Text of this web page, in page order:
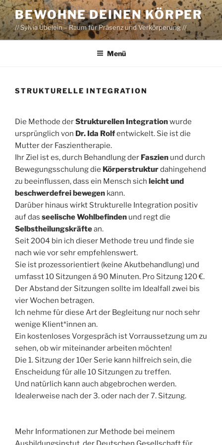
Zum
Inhalt
springen
BEWOHNE DEINEN KÖRPER
// Sylvia Übelein – Raum für Präsenz und Verkörperung //
Menü
STRUKTURELLE INTEGRATION
Die Methode derStrukturellen Integrationwurde
ursprünglich von Dr. Ida Rolfentwickelt. Sie ist die
Mutter der Faszientherapie.
Ihr Ziel ist es, durch Behandlung der Faszien und durch
Bewegungsschulung die Körperstrukturdahingehend
zu beeinflussen, dass ein Mensch sich leicht und
beschwerdefrei bewegen kann.
Darüber hinaus wirkt Strukturelle Integration positiv
auf das seelische Wohlbefinden und regt die
Selbstheilungskräftean.
Seit 2004 bin ich dieser Methode treu und finde sie
nach wie vor sehr empfehlenswert.
Sie ist prozessorientiert (keine Akutbehandlung) und
umfasst 10 Sitzungen á 90 Minuten. Pro Sitzung 120 €.
Der Abstand der Sitzungen sollte im Idealfall zwei bis
vier Wochen betragen.
Ich nehme für diese Art der Begleitung nur noch sehr
wenige Klient*innen an.
Ein kostenloses Vorgespräch ist Vorraussetzung um zu
sehen, ob wir miteinander arbeiten möchten!
Die 1. Sitzung der 10er Serie kann hilfreich sein, die
Enscheidung für alle 10 Sitzungen zu treffen.
Und natürlich kann auch abgebrochen werden.
Idealerweise nach der 3. oder nach der 7. Sitzung.
Mehr Informationen zur Methode bei meinem